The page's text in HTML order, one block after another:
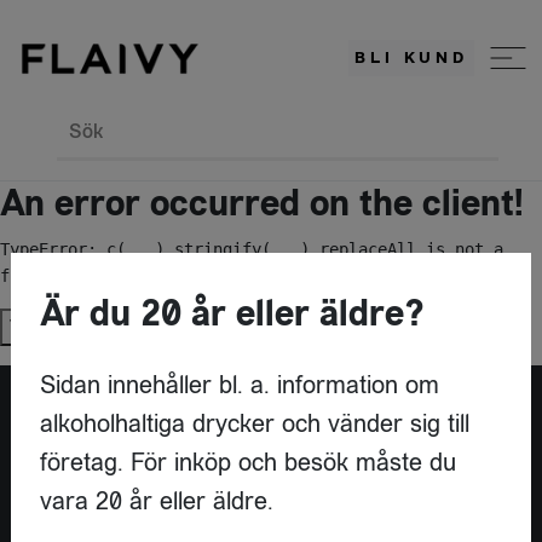
BLI KUND
Sök
An error occurred on the client!
TypeError: c(...).stringify(...).replaceAll is not a
function
Try again
Är du leverantör?
Är du 20 år eller äldre?
Sidan innehåller bl. a. information om
alkoholhaltiga drycker och vänder sig till
företag. För inköp och besök måste du
vara 20 år eller äldre.